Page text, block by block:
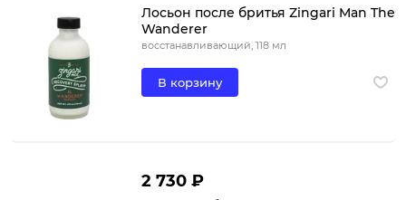
Лосьон после бритья Zingari Man The
Wanderer
восстанавливающий, 118 мл
В корзину
2 730 ₽